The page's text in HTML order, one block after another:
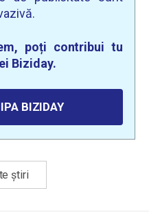
poți contribui tu
Biziday.
BIZIDAY
știri